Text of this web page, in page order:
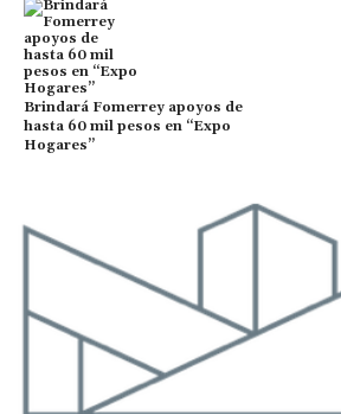
Brindará Fomerrey apoyos de
hasta 60 mil pesos en “Expo
Hogares”